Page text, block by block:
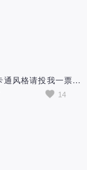
创意卡通风格请投我一票吧我要参加大队委竞选小学生竞选宣传海报
14